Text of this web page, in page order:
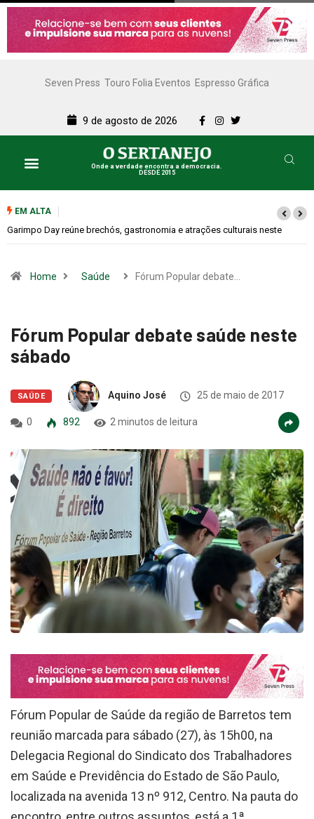
Seven Press Touro Folia Eventos Espresso Gráfica
9 de agosto de 2026
Onde a verdade encontra a democracia.
DESDE 2015
EM ALTA
Bugonia transforma paranoia e conspiração em um suspense
Home Saúde Fórum Popular debate…
Fórum Popular debate saúde neste
sábado
SAÚDE Aquino José 25 de maio de 2017
0 892 2 minutos de leitura
Fórum Popular de Saúde da região de Barretos tem
reunião marcada para sábado (27), às 15h00, na
Delegacia Regional do Sindicato dos Trabalhadores
em Saúde e Previdência do Estado de São Paulo,
localizada na avenida 13 nº 912, Centro. Na pauta do